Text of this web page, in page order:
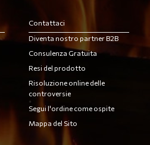
Contattaci
Diventa nostro partner B2B
Consulenza Gratuita
Resi del prodotto
Risoluzione online delle
controversie
Segui l'ordine come ospite
Mappa del Sito